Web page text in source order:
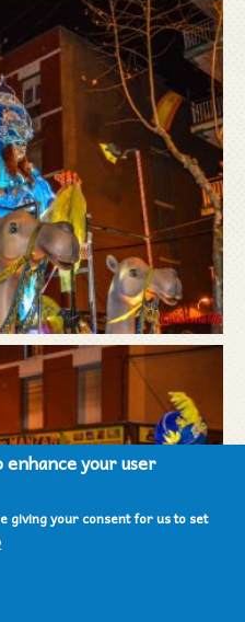
enhance your user
giving your consent for us to set